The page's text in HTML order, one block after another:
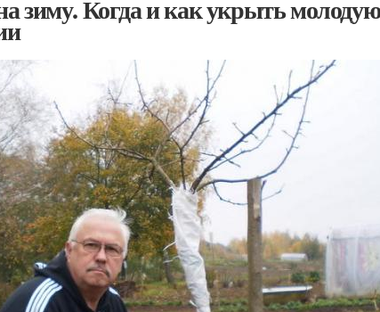
зиму. Когда и как укрыть